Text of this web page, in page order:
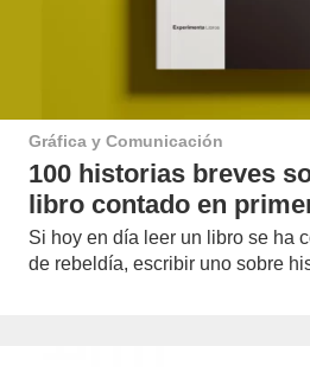
Gráfica y Comunicación
100 historias breves
libro contado en
Si hoy en día leer un libro se ha
de rebeldía, escribir uno sobre